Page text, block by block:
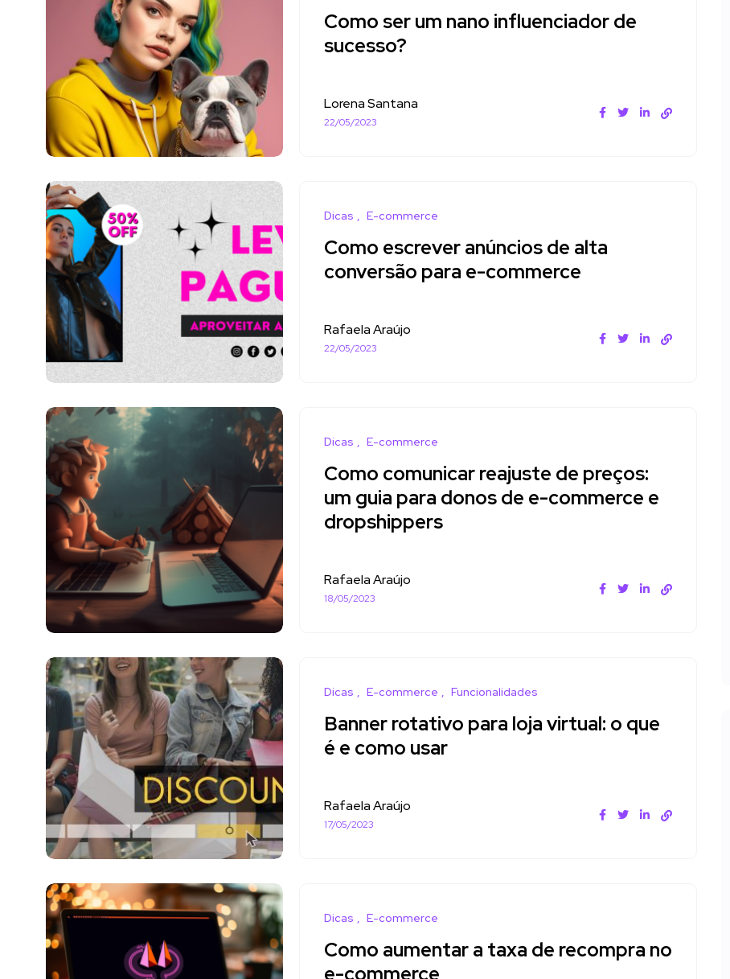
Como ser um nano influenciador de
sucesso?
Lorena Santana
22/05/2023
Dicas E-commerce
Como escrever anúncios de alta
conversão para e-commerce
Rafaela Araújo
22/05/2023
Dicas E-commerce
Como comunicar reajuste de preços:
um guia para donos de e-commerce e
dropshippers
Rafaela Araújo
18/05/2023
Dicas E-commerce Funcionalidades
Banner rotativo para loja virtual: o que
é e como usar
Rafaela Araújo
17/05/2023
Dicas E-commerce
Como aumentar a taxa de recompra no